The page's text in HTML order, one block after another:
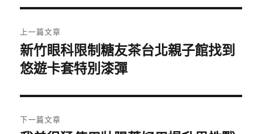
章
導
覽
上一篇文章
上
一
文
章:
新竹眼科限制糖友茶台北親子館找到
悠遊卡套特別漆彈
下一篇文章